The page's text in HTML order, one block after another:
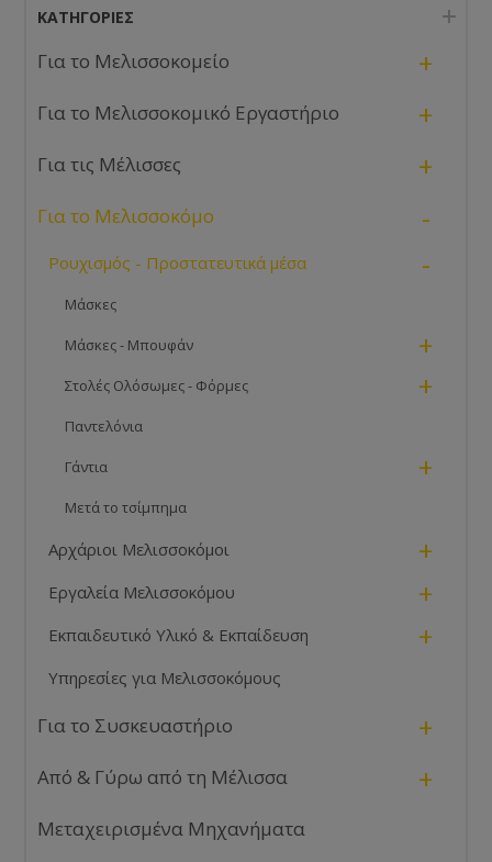
ΚΑΤΗΓΟΡΊΕΣ
Για το Μελισσοκομείο +
Για το Μελισσοκομικό Εργαστήριο +
Για τις Μέλισσες +
Για το Μελισσοκόμο -
Ρουχισμός - Προστατευτικά μέσα -
Μάσκες
Μάσκες - Μπουφάν +
Στολές Ολόσωμες - Φόρμες +
Παντελόνια
Γάντια +
Μετά το τσίμπημα
Αρχάριοι Μελισσοκόμοι +
Εργαλεία Μελισσοκόμου +
Εκπαιδευτικό Υλικό & Εκπαίδευση +
Υπηρεσίες για Μελισσοκόμους
Για το Συσκευαστήριο +
Από & Γύρω από τη Μέλισσα +
Μεταχειρισμένα Μηχανήματα